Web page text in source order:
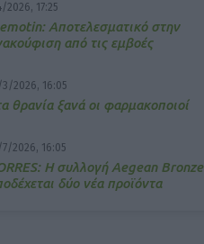
2026, 17:25
Αποτελεσματικό στην
από τις εμβοές
3/2026, 16:05
θρανία ξανά οι φαρμακοποιοί
7/2026, 16:05
Η συλλογή Aegean Bronze
δύο νέα προϊόντα